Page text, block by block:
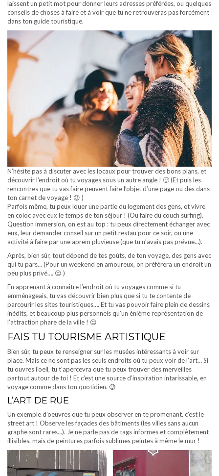
laissent un petit mot pour donner leurs adresses préférées, ou quelques
conseils de choses à faire et à voir que tu ne retrouveras pas forcément
dans ton guide touristique.
N’hésite pas à discuter avec les locaux pour trouver des bons plans, et
découvrir l’endroit où tu voyages sous un autre angle ! 🙂 (Et puis les
rencontres que tu vas faire peuvent faire l’objet d’une page ou des dans
ton carnet de voyage ! 😉 )
Parfois même, tu peux louer une partie du logement des gens, et vivre
en coloc avec eux le temps de ton séjour ! (Ou faire du couch surfing).
Question immersion, on est au top : tu peux directement échanger avec
eux, leur demander conseil sur un petit restau pour ce soir, ou une
activité à faire par une aprem pluvieuse (que tu n’avais pas prévue…).
Après, bien sûr, tout dépend de tes goûts, de ton voyage, des gens avec
qui tu pars… (Pour un weekend en amoureux, on préférera un endroit un
peu plus privé…. 😉 )
En apprenant à connaître l’endroit où tu voyages comme si tu
emménageais, tu vas découvrir bien plus que si tu te contente de
parcourir les sites touristiques…. Et tu vas pouvoir faire plein de dessins
inédits, et beaucoup plus personnels qu’un énième représentation de
l’attraction phare de la ville ! 😉
FAIS TU TOURISME ARTISTIQUE
Bien sûr, tu peux te renseigner sur les musées intéressants à voir sur
place. Mais ce ne sont pas les seuls endroits où tu peux voir de l’art… Si
tu ouvres l’oeil, tu t’apercevra que tu peux trouver des merveilles
partout autour de toi ! Et c’est une source d’inspiration intarissable, en
voyage comme dans ton quotidien. 😉
L’ART DE RUE
Un exemple d’oeuvres que tu peux observer en te promenant, c’est le
street art ! Observe les façades des bâtiments (les villes sans aucun
graphe sont rares…). Je ne parle pas de tags informes et complètement
illisibles, mais de peintures parfois sublimes peintes à même le mur !